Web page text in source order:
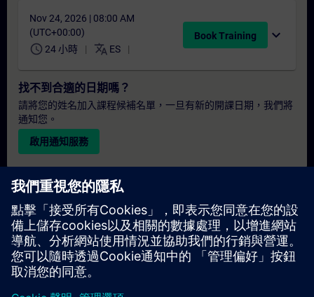
Nov 24, 2026 | 08:00 AM
(UTC+00:00)
schedule 24 小時 translate ES
Book Training expand_more
找不到合適的日期嗎？
請將您的姓名加入課程候補名單，一旦有新的開課日期，我們將
通知您。
啟用通知服務
個人化報價
若您需要此培訓課程的標準報價單（例如供採購部門使用），請
點擊下方連結。您需先提供一些個人資料，之後我們將透過電子
郵件寄送報價單給您。
提供報價